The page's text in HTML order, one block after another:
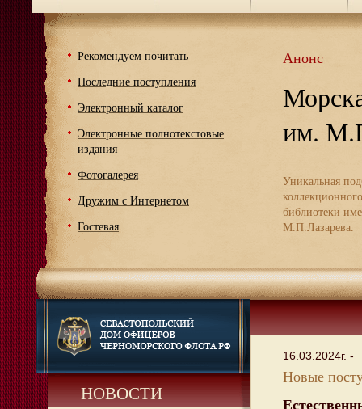
Рекомендуем почитать
Последние поступления
Электронный каталог
Электронные полнотекстовые
издания
Фотогалерея
Дружим с Интернетом
Гостевая
Анонс
им.
Уникальная
библиотеки
М.П.Лазарева.
НОВОСТИ
16.03.2024г. -
Новые